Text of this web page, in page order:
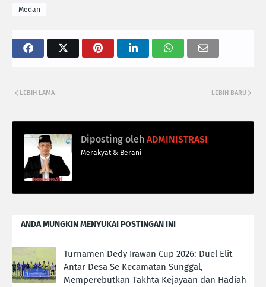
Medan
LEBIH BARU
LEBIH LAMA
Diposting oleh ADMINISTRASI
Merakyat & Berani
ANDA MUNGKIN MENYUKAI POSTINGAN INI
Turnamen Dedy Irawan Cup 2026: Duel Elit
Antar Desa Se Kecamatan Sunggal,
Memperebutkan Takhta Kejayaan dan Hadiah